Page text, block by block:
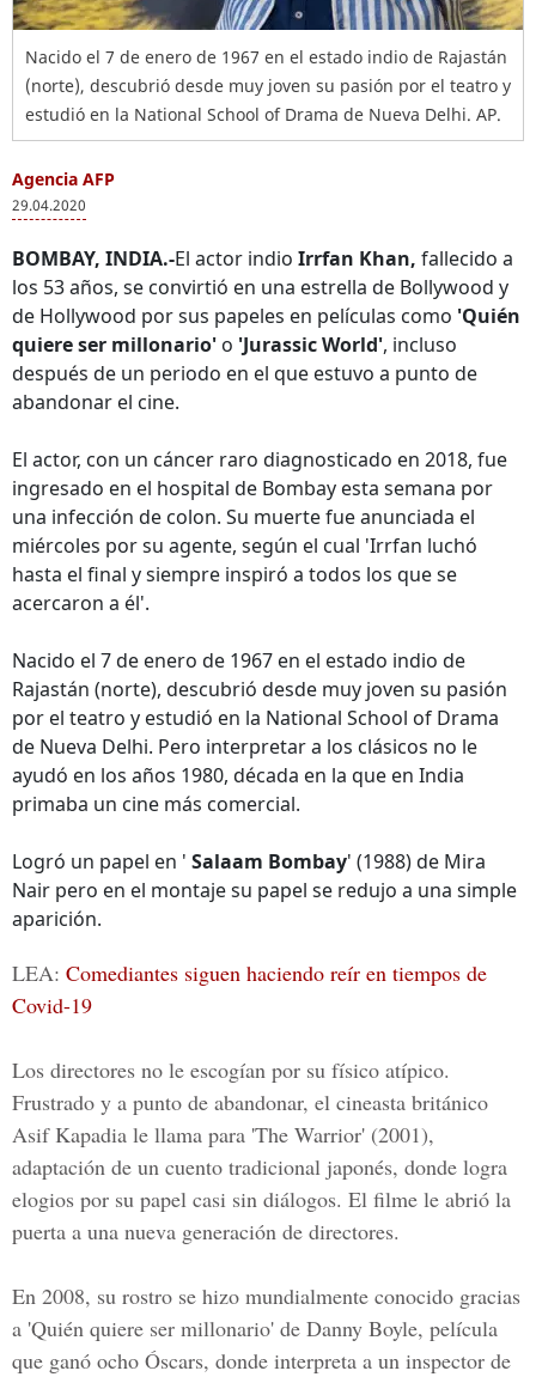
Nacido el 7 de enero de 1967 en el estado indio de Rajastán
(norte), descubrió desde muy joven su pasión por el teatro y
estudió en la National School of Drama de Nueva Delhi. AP.
Agencia AFP
29.04.2020
BOMBAY, INDIA.-El actor indio Irrfan Khan, fallecido a
los 53 años, se convirtió en una estrella de Bollywood y
de Hollywood por sus papeles en películas como 'Quién
quiere ser millonario' o 'Jurassic World', incluso
después de un periodo en el que estuvo a punto de
abandonar el cine.
El actor, con un cáncer raro diagnosticado en 2018, fue
ingresado en el hospital de Bombay esta semana por
una infección de colon. Su muerte fue anunciada el
miércoles por su agente, según el cual 'Irrfan luchó
hasta el final y siempre inspiró a todos los que se
acercaron a él'.
Nacido el 7 de enero de 1967 en el estado indio de
Rajastán (norte), descubrió desde muy joven su pasión
por el teatro y estudió en la National School of Drama
de Nueva Delhi. Pero interpretar a los clásicos no le
ayudó en los años 1980, década en la que en India
primaba un cine más comercial.
Logró un papel en ' Salaam Bombay' (1988) de Mira
Nair pero en el montaje su papel se redujo a una simple
aparición.
LEA: Comediantes siguen haciendo reír en tiempos de
Covid-19
Los directores no le escogían por su físico atípico.
Frustrado y a punto de abandonar, el cineasta británico
Asif Kapadia le llama para 'The Warrior' (2001),
adaptación de un cuento tradicional japonés, donde logra
elogios por su papel casi sin diálogos. El filme le abrió la
puerta a una nueva generación de directores.
En 2008, su rostro se hizo mundialmente conocido gracias
a 'Quién quiere ser millonario' de Danny Boyle, película
que ganó ocho Óscars, donde interpreta a un inspector de